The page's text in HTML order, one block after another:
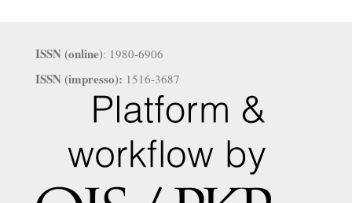
ISSN (online): 1980-6906
ISSN (impresso): 1516-3687